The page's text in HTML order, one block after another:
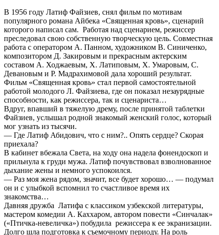
В 1956 году Латиф Файзиев, снял фильм по мотивам
популярного романа Айбека «Священная кровь», сценарий
которого написал сам. Работая над сценарием, режиссер
преследовал свою собственную творческую цель. Совместная
работа с оператором А. Панном, художником В. Синиченко,
композитором Д. Закировым и прекрасным актерским
составом А. Ходжаевым, Х. Латиповым, Х. Умаровым, С.
Девановым и Р. Мадрахимовой дала хороший результат.
Фильм «Священная кровь» стал первой самостоятельной
работой молодого Л. Файзиева, где он показал незаурядные
способности, как режиссера, так и сценариста…
Вдруг, впавший в тяжелую дрему, после принятой таблетки
Файзиев, услышал родной знакомый женский голос, который
мог узнать из тысячи.
— Где Латиф Абидович, что с ним?.. Опять сердце? Скорая
приехала?
В кабинет вбежала Света, на ходу она надела фонендоскоп и
прильнула к груди мужа. Латиф почувствовал взволнованное
дыхание жены и немного успокоился.
— Раз моя жена рядом, значит, все будет хорошо… — подумал
он и с улыбкой вспомнил то счастливое время их
знакомства…
Давняя дружба Латифа с классиком узбекской литературы,
мастером комедии А. Каххаром, автором повести «Синчалак»
(«Птичка-невеличка») побудила режиссера к ее экранизации.
Долго шла подготовка к съемочному периоду. На роль